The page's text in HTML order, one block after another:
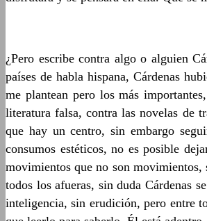
¿Pero escribe contra algo o alguien
países de habla hispana, Cárdenas
me plantean pero los más
literatura falsa, contra las novelas de
que hay un centro, sin embargo
consumos estéticos, no es posible
movimientos que no son
todos los afueras, sin duda Cárdenas
inteligencia, sin erudición, pero entre